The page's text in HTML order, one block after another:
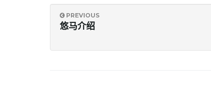
PREVIOUS
悠马介绍